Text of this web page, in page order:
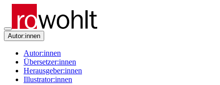
Autor:innen
Autor:innen
Übersetzer:innen
Herausgeber:innen
Illustrator:innen